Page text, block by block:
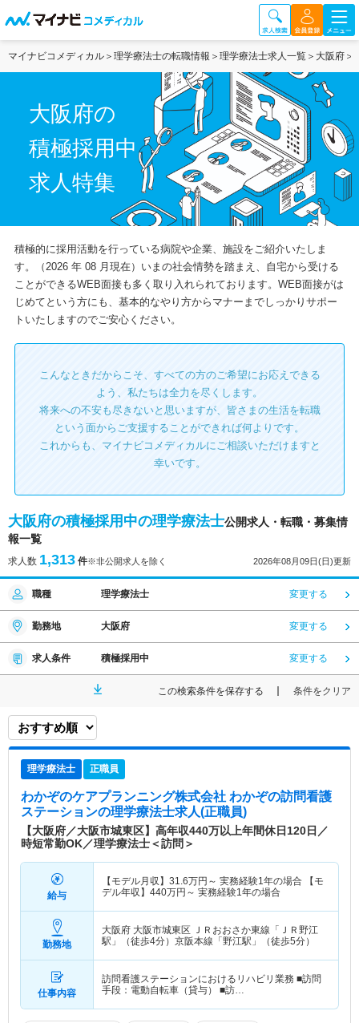
マイナビコメディカル 理学療法士の転職情報 理学療法士求人一覧 大阪府
大阪府の
積極採用中
求人特集
積極的に採用活動を行っている病院や企業、施設をご紹介いたしま
す。（2026 年 08 月現在）いまの社会情勢を踏まえ、自宅から受ける
ことができるWEB面接も多く取り入れられております。WEB面接がは
じめてという方にも、基本的なやり方からマナーまでしっかりサポー
トいたしますのでご安心ください。
こんなときだからこそ、すべての方のご希望にお応えできる
よう、私たちは全力を尽くします。
将来への不安も尽きないと思いますが、皆さまの生活を転職
という面からご支援することができれば何よりです。
これからも、マイナビコメディカルにご相談いただけますと
幸いです。
大阪府の積極採用中の理学療法士公開求人・転職・募集情
報一覧
求人数 1,313 件※非公開求人を除く 2026年08月09日(日)更新
職種 理学療法士 変更する
勤務地 大阪府 変更する
求人条件 積極採用中 変更する
この検索条件を保存する 条件をクリア
理学療法士 正職員
わかぞのケアプランニング株式会社 わかぞの訪問看護
ステーションの理学療法士求人(正職員)
【大阪府／大阪市城東区】高年収440万以上年間休日120日／
時短常勤OK／理学療法士＜訪問＞
給与
【モデル月収】 31.6万円～ 実務経験1年の場合 【モ
デル年収】 440万円～ 実務経験1年の場合
勤務地
大阪府 大阪市城東区
ＪＲおおさか東線「ＪＲ野江
駅」（徒歩4分）京阪本線「野江駅」（徒歩5分）
仕事内容
訪問看護ステーションにおけるリハビリ業務 ■訪問
手段：電動自転車（貸与） ■訪…